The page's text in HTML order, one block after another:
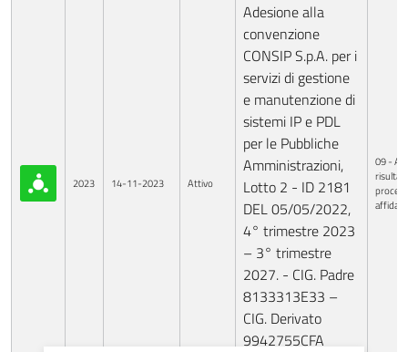
2023 14-11-2023 Attivo
Adesione alla
convenzione
CONSIP S.p.A. per i
servizi di gestione
e manutenzione di
sistemi IP e PDL
per le Pubbliche
Amministrazioni,
Lotto 2 - ID 2181
DEL 05/05/2022,
4° trimestre 2023
– 3° trimestre
2027. - CIG. Padre
8133313E33 –
CIG. Derivato
9942755CFA
09 -
risultati